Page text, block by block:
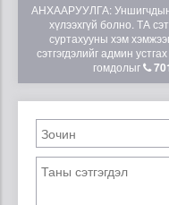
АНХААРУУЛГА: Уншигчдын
хүлээхгүй болно. ТА
суртахууны хэм
сэтгэгдэлийг админ
гомдолыг